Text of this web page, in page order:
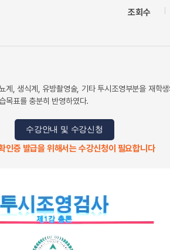
조회수
, 생식계, 유방촬영술, 기타 투시조영부분을 재
목표를 충분히 반영하였다.
수강안내 및 수강신청
인증 발급을 위해서는 수강신청이 필요합니다